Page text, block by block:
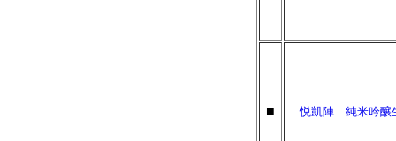
■ 悦凱陣 純米吟